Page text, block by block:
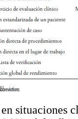
situaciones